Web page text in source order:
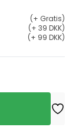
(+ Gratis)
(+ 39 DKK)
(+ 99 DKK)